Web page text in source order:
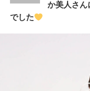
か美人さん
でした